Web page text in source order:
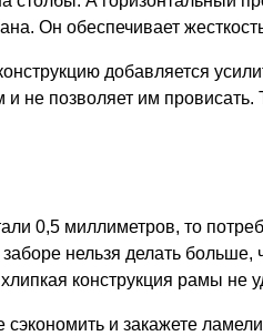
Он обеспечивает
добавляется
не позволяет им провисать.
0,5 миллиметров, то
нельзя делать
конструкция рамы не
и закажете